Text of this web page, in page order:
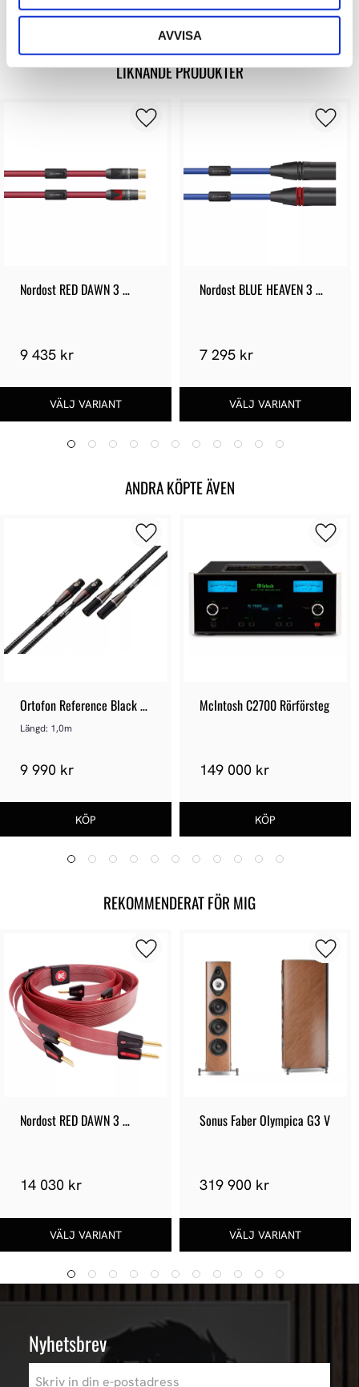
AVVISA
LIKNANDE PRODUKTER
Nordost RED DAWN 3
9 435 kr
Nordost BLUE HEAVEN 3
7 295 kr
ANDRA KÖPTE ÄVEN
Ortofon Reference Black
XLR
Längd: 1,0m
9 990 kr
McIntosh C2700 Rörförsteg
149 000 kr
REKOMMENDERAT FÖR MIG
Nordost RED DAWN 3
14 030 kr
Sonus Faber Olympica G3 V
319 900 kr
Nyhetsbrev